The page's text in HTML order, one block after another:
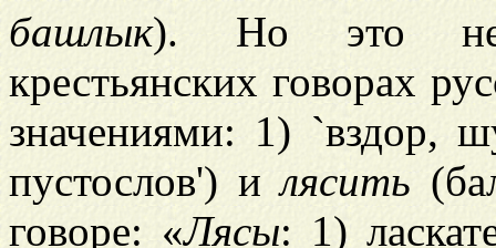
башлык). Но это
крестьянских говорах
значениями: 1) `вздор,
пустослов') илясить
говоре: «Лясы: 1)